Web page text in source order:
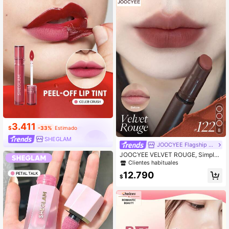
$3.411 -33% Estimado
SHEGLAM
ta dulce
8
JOOCYEE Flagship Store
JOOCYEE VELVET ROUGE, Simple
y práctico multifuncional, adecuado
Clientes habituales
$12.790